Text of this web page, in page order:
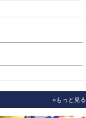
»もっと見る